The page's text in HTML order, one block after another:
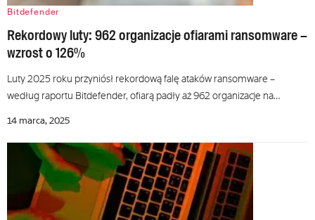
Bitdefender
Rekordowy luty: 962 organizacje ofiarami ransomware –
wzrost o 126%
Luty 2025 roku przyniósł rekordową falę ataków ransomware –
według raportu Bitdefender, ofiarą padły aż 962 organizacje na…
14 marca, 2025